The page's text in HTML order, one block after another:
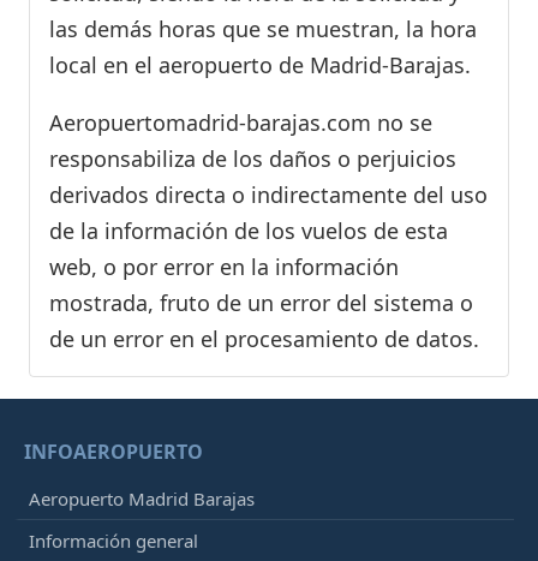
las demás horas que se muestran, la hora
local en el aeropuerto de Madrid-Barajas.
Aeropuertomadrid-barajas.com no se
responsabiliza de los daños o perjuicios
derivados directa o indirectamente del uso
de la información de los vuelos de esta
web, o por error en la información
mostrada, fruto de un error del sistema o
de un error en el procesamiento de datos.
INFOAEROPUERTO
Aeropuerto Madrid Barajas
Información general